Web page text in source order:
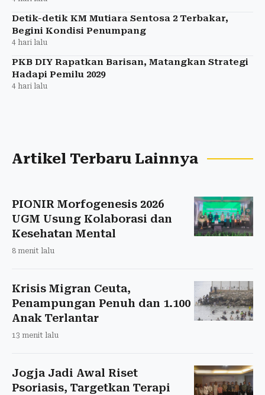
Detik-detik KM Mutiara Sentosa 2 Terbakar,
Begini Kondisi Penumpang
4 hari lalu
PKB DIY Rapatkan Barisan, Matangkan Strategi
Hadapi Pemilu 2029
4 hari lalu
Artikel Terbaru Lainnya
PIONIR Morfogenesis 2026
UGM Usung Kolaborasi dan
Kesehatan Mental
8 menit lalu
Krisis Migran Ceuta,
Penampungan Penuh dan 1.100
Anak Terlantar
13 menit lalu
Jogja Jadi Awal Riset
Psoriasis, Targetkan Terapi